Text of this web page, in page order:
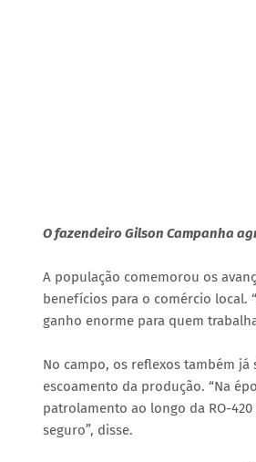
O fazendeiro Gilson Campanha
A população comemorou os
benefícios para o comércio local.
ganho enorme para quem
No campo, os reflexos também
escoamento da produção. “Na
patrolamento ao longo da RO-
seguro”, disse.